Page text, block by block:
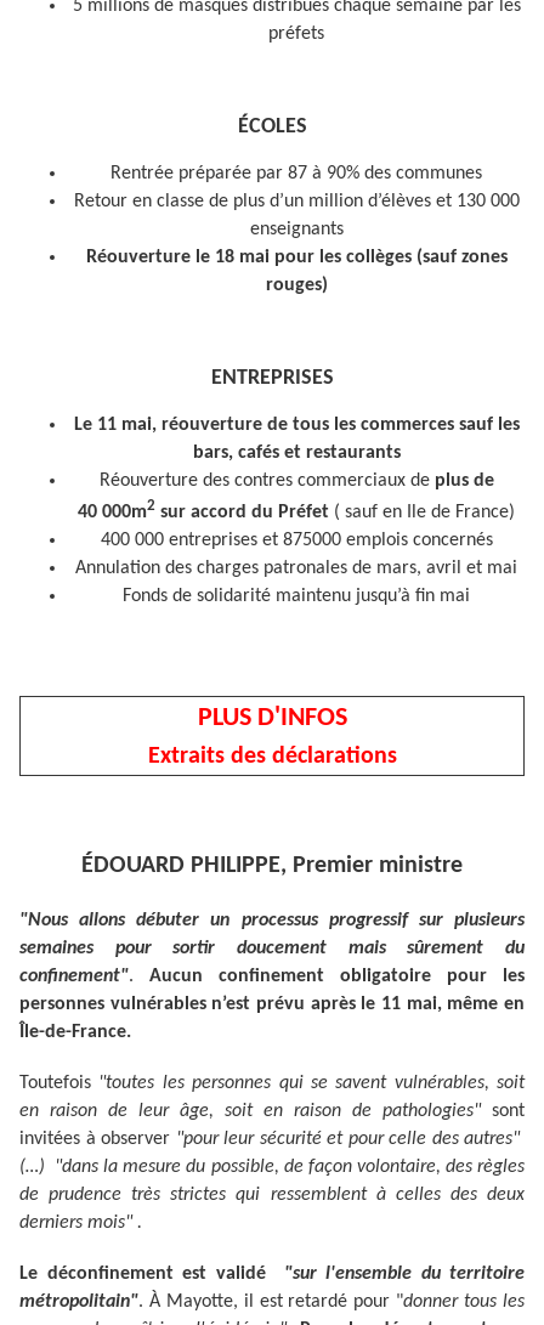
5 millions de masques distribués chaque semaine par les
préfets
ÉCOLES
Rentrée préparée par 87 à 90% des communes
Retour en classe de plus d’un million d’élèves et 130 000
enseignants
Réouverture le 18 mai pour les collèges (sauf zones
rouges)
ENTREPRISES
Le 11 mai, réouverture de tous les commerces sauf les
bars, cafés et restaurants
Réouverture des contres commerciaux deplus de
40 000m2 sur accord du Préfet ( sauf en Ile de France)
400 000 entreprises et 875000 emplois concernés
Annulation des charges patronales de mars, avril et mai
Fonds de solidarité maintenu jusqu’à fin mai
PLUS D'INFOS
Extraits des déclarations
ÉDOUARD PHILIPPE, Premier ministre
"Nous allons débuter un processus progressif sur plusieurs
semaines pour sortir doucement mais sûrement du
confinement". Aucun confinement obligatoire pour les
personnes vulnérables n’est prévu après le 11 mai, même en
Île-de-France.
Toutefois "toutes les personnes qui se savent vulnérables, soit
en raison de leur âge, soit en raison de pathologies"sont
invitées à observer "pour leur sécurité et pour celle des autres"
(…) "dans la mesure du possible, de façon volontaire, des règles
de prudence très strictes qui ressemblent à celles des deux
derniers mois" .
Le déconfinement est validé "sur l'ensemble du territoire
métropolitain". À Mayotte, il est retardé pour "donner tous les